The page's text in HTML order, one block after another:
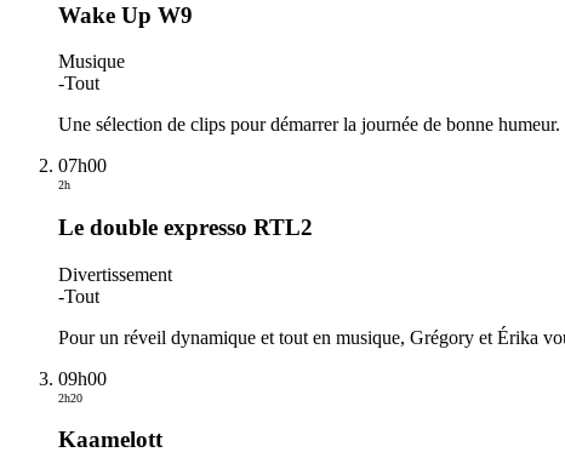
Wake Up W9
Musique
-Tout
Une sélection de clips pour démarrer la journée de bonne
07h00
2h
Le double expresso RTL2
Divertissement
-Tout
Pour un réveil dynamique et tout en musique, Grégory et Érika
09h00
2h20
Kaamelott